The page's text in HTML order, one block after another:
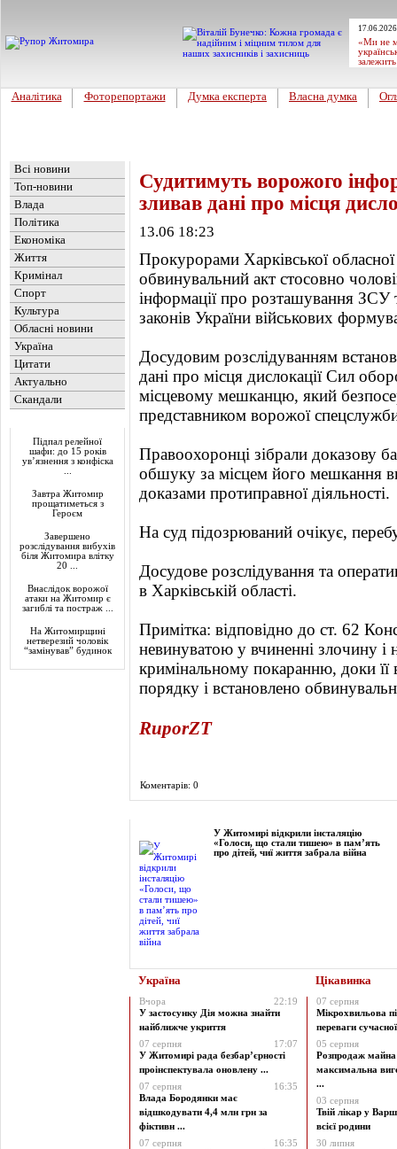
«Ми не
Аналітика Фоторепортажи Думка експерта Власна думка
Всі новини
Топ-новини
Влада
Політика
Економіка
Життя
Кримінал
Спорт
Культура
Обласні новини
Україна
Цитати
Актуально
Скандали
Підпал релейної
шафи: до 15 років
ув’язнення з конфіска
Завтра Житомир
прощатиметься з
Героєм
Завершено
розслідування вибухів
біля Житомира влітку
20 ...
Внаслідок ворожої
атаки на Житомир є
загиблі та постраж ...
На Житомирщині
нетверезий чоловік
“замінував” будинок
Судитимуть ворожого
зливав дані про місця
13.06 18:23
Прокурорами Харківської
обвинувальний акт стосовно
інформації про розташування ЗСУ
законів України військових
Досудовим розслідуванням
дані про місця дислокації Сил
місцевому мешканцю, який
представником ворожої
Правоохоронці зібрали доказову
обшуку за місцем його мешкання
доказами протиправної діяльності.
На суд підозрюваний очікує,
Досудове розслідування та
в Харківській області.
Примітка: відповідно до ст. 62
невинуватою у вчиненні злочину і
кримінальному покаранню, доки
порядку і встановлено
RuporZT
Коментарів: 0
У Житомирі відкрили інсталяцію
«Голоси, що стали тишею» в пам’ять
про дітей, чиї життя забрала війна
Україна Цікавинка
Вчора
22:19
У застосунку Дія можна знайти
найближче укриття
07 серпня
17:07
У Житомирі рада безбар’єрності
проінспектувала оновлену ...
07 серпня
16:35
Влада Бородянки має
відшкодувати 4,4 млн грн за
фіктивн ...
07 серпня
16:35
07 серпня
Мікрохвильова
переваги
05 серпня
Розпродаж майна
максимальна
...
03 серпня
Твій лікар у
всієї родини
30 липня